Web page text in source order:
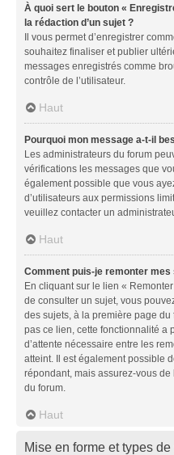
À quoi sert le bouton «
la rédaction d’un sujet ?
Il vous permet d’enregistrer
souhaitez finaliser et publier
messages enregistrés comme
contrôle de l’utilisateur.
Haut
Pourquoi mon message a-t-il
Les administrateurs du forum
vérifications les messages que
également possible que vous
d’utilisateurs aux permissions
veuillez contacter un
Haut
Comment puis-je remonter mes
En cliquant sur le lien «
de consulter un sujet, vous
des sujets, à la première page
pas ce lien, cette fonctionnalité a
d’attente nécessaire entre les
atteint. Il est également possible
répondant, mais assurez-vous
du forum.
Haut
Mise en forme et types